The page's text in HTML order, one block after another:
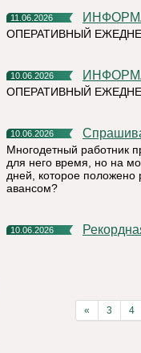
11.06.2026
ОПЕРАТИВНЫЙ
10.06.2026
ОПЕРАТИВНЫЙ
10.06.2026
Многодетный работник
для него время, но на
дней, которое положено
авансом?
10.06.2026
« 3 4